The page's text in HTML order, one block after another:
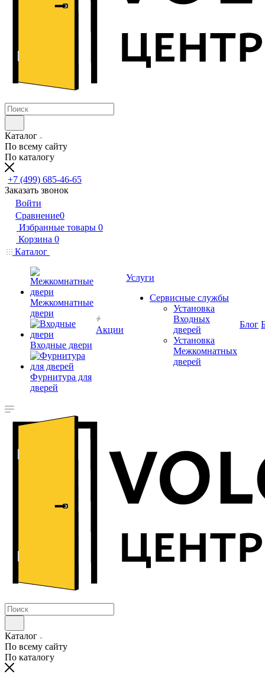
Каталог
По всему сайту
По каталогу
+7 (499) 685-46-65
Заказать звонок
Войти
Сравнение0
Избранные товары 0
Корзина 0
Каталог
Межкомнатные
двери
Входные двери
Фурнитура для
дверей
Акции
Услуги
Сервисные службы
Установка
Входных
дверей
Установка
Межкомнатных
дверей
Блог
Каталог
По всему сайту
По каталогу